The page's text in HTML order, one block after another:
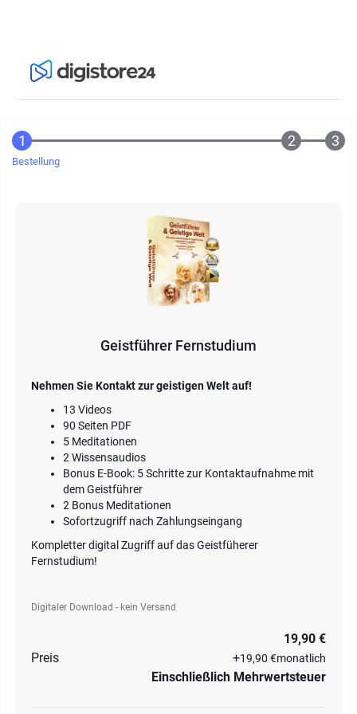
Bestellung
Geistführer Fernstudium
Nehmen Sie Kontakt zur geistigen Welt auf!
13 Videos
90 Seiten PDF
5 Meditationen
2 Wissensaudios
Bonus E-Book: 5 Schritte zur Kontaktaufnahme mit
dem Geistführer
2 Bonus Meditationen
Sofortzugriff nach Zahlungseingang
Kompletter digital Zugriff auf das Geistfüherer
Fernstudium!
Digitaler Download - kein Versand
Preis
19,90 €
+19,90 €monatlich
Einschließlich Mehrwertsteuer